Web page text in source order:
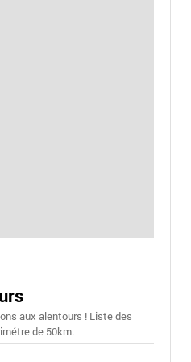
aux alentours ! Liste des
de 50km.